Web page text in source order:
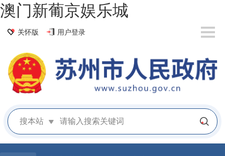
澳门新葡京娱乐城
关怀版 用户登录
搜本站